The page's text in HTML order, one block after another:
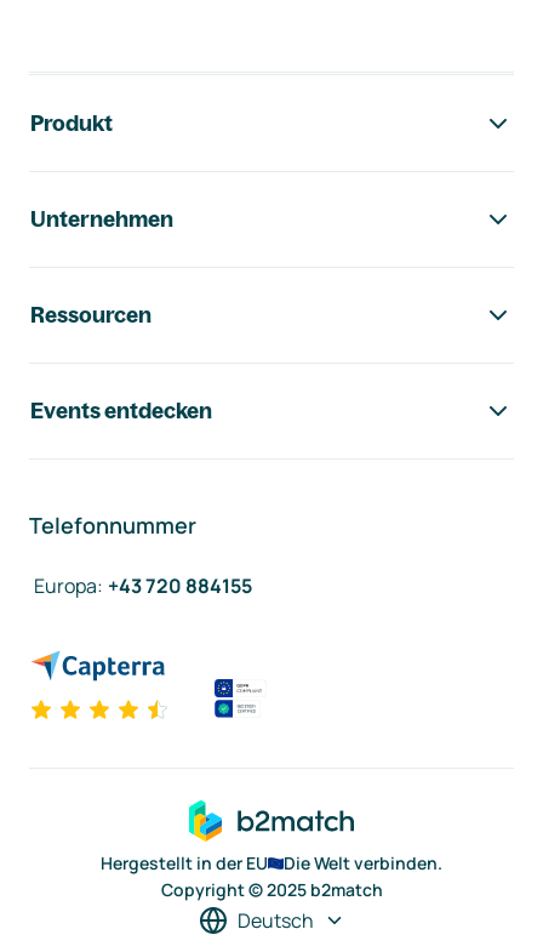
Produkt
Unternehmen
Ressourcen
Events entdecken
Telefonnummer
Europa: +43 720 884155
Hergestellt in der EU
Die Welt verbinden.
Copyright © 2025 b2match
Deutsch